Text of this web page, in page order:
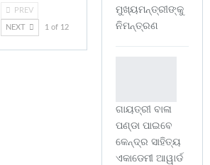
PREV
NEXT 1 of 12
ମୁଖ୍ୟମନ୍ତ୍ରୀଙ୍କୁ
ନିମନ୍ତ୍ରଣ
ଗାୟତ୍ରୀ ବାଳା
ପଣ୍ଡା ପାଇବେ
କେନ୍ଦ୍ର ସାହିତ୍ୟ
ଏକାଡେମୀ ଆୱାର୍ଡ